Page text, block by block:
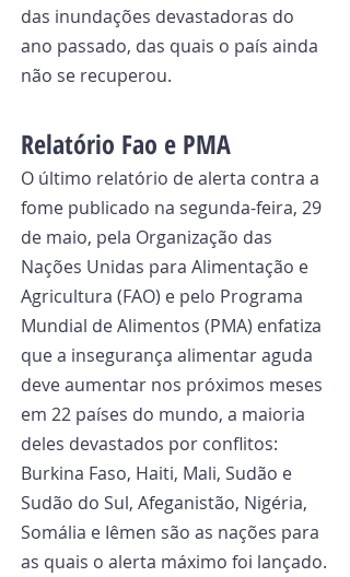
das inundações devastadoras do
ano passado, das quais o país ainda
não se recuperou.
Relatório Fao e PMA
O último relatório de alerta contra a
fome publicado na segunda-feira, 29
de maio, pela Organização das
Nações Unidas para Alimentação e
Agricultura (FAO) e pelo Programa
Mundial de Alimentos (PMA) enfatiza
que a insegurança alimentar aguda
deve aumentar nos próximos meses
em 22 países do mundo, a maioria
deles devastados por conflitos:
Burkina Faso, Haiti, Mali, Sudão e
Sudão do Sul, Afeganistão, Nigéria,
Somália e Iêmen são as nações para
as quais o alerta máximo foi lançado.